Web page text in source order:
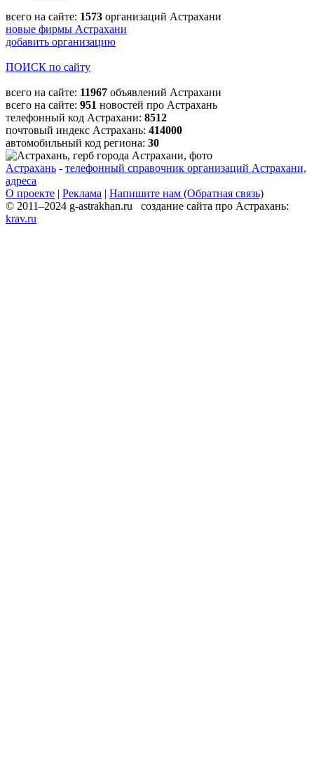
всего на сайте: 1573 организаций Астрахани
новые фирмы Астрахани
добавить организацию
ПОИСК по сайту
всего на сайте: 11967 объявлений Астрахани
всего на сайте: 951 новостей про Астрахань
телефонный код Астрахани: 8512
почтовый индекс Астрахань: 414000
автомобильный код региона: 30
Астрахань - телефонный справочник организаций Астрахани,
адреса
О проекте | Реклама | Напишите нам (Обратная связь)
© 2011–2024 g-astrakhan.ru создание сайта про Астрахань:
krav.ru